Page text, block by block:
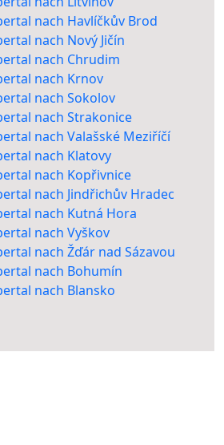
nach Havlíčkův Brod
nach Nový Jičín
nach Chrudim
nach Krnov
nach Sokolov
nach Strakonice
nach Valašské Meziříčí
nach Klatovy
nach Kopřivnice
nach Jindřichův Hradec
nach Kutná Hora
nach Vyškov
nach Žďár nad Sázavou
nach Bohumín
nach Blansko